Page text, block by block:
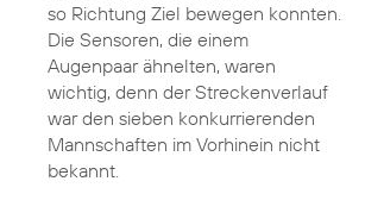
so Richtung Ziel bewegen konnten.
Die Sensoren, die einem
Augenpaar ähnelten, waren
wichtig, denn der Streckenverlauf
war den sieben konkurrierenden
Mannschaften im Vorhinein nicht
bekannt.